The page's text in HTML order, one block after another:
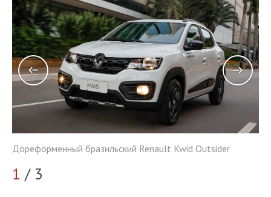
Дореформенный бразильский Renault Kwid Outsider
1 / 3